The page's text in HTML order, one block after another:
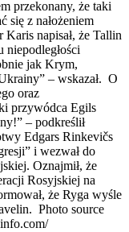
przekonany, że taki
się z nałożeniem
napisał, że Tallin
niepodległości
jak Krym,
– wskazał. O
oraz
przywódca Egils
– podkreślił
Edgars Rinkevičs
i wezwał do
Oznajmił, że
Rosyjskiej na
że Ryga wyśle
Photo source